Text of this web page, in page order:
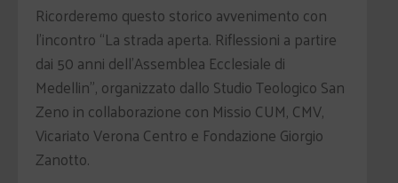
Ricorderemo questo storico avvenimento con
l’incontro “La strada aperta. Riflessioni a partire
dai 50 anni dell’Assemblea Ecclesiale di
Medellin”, organizzato dallo Studio Teologico San
Zeno in collaborazione con Missio CUM, CMV,
Vicariato Verona Centro e Fondazione Giorgio
Zanotto.